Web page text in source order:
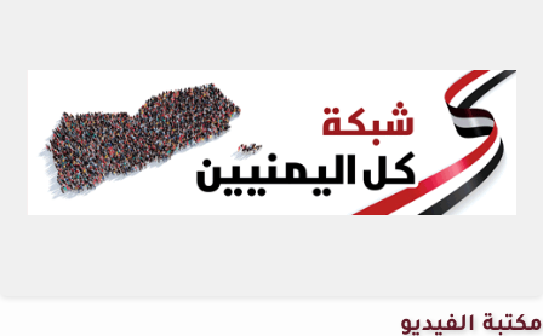
مكتبة الفيديو